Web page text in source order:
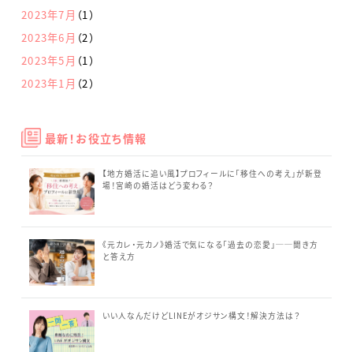
2023年7月 （1）
2023年6月 （2）
2023年5月 （1）
2023年1月 （2）
最新！お役立ち情報
【地方婚活に追い風】プロフィールに「移住への考え」が新登
場！宮崎の婚活はどう変わる？
《元カレ・元カノ》婚活で気になる「過去の恋愛」──聞き方
と答え方
いい人なんだけどLINEがオジサン構文！解決方法は？